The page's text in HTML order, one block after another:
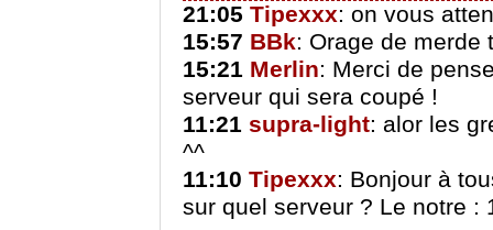
21:05 Tipexxx: on vous
15:57 BBk: Orage de merde
15:21 Merlin: Merci de
serveur qui sera coupé !
11:21 supra-light: alor les
^^
11:10 Tipexxx: Bonjour à
sur quel serveur ? Le notre :